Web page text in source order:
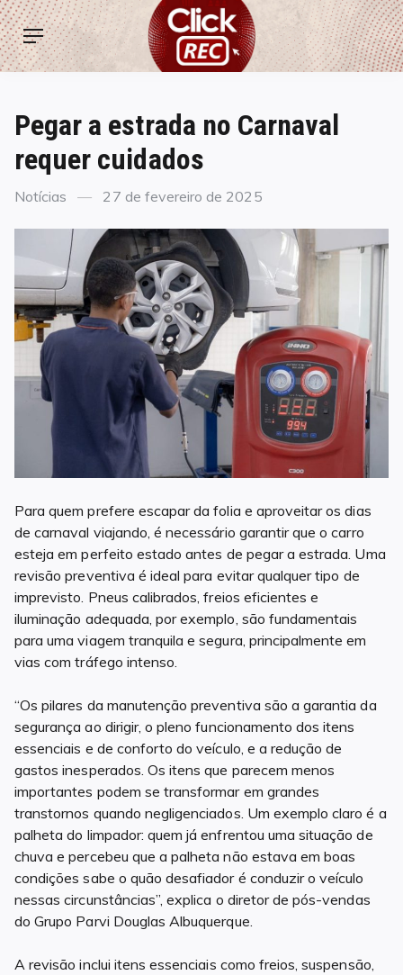
Skip
to
content
ClickREC
Menu
Pegar a estrada no Carnaval
requer cuidados
Categories
Notícias
Posted
27 de fevereiro de 2025
Para quem prefere escapar da folia e aproveitar os dias
de carnaval viajando, é necessário garantir que o carro
esteja em perfeito estado antes de pegar a estrada. Uma
revisão preventiva é ideal para evitar qualquer tipo de
imprevisto. Pneus calibrados, freios eficientes e
iluminação adequada, por exemplo, são fundamentais
para uma viagem tranquila e segura, principalmente em
vias com tráfego intenso.
“Os pilares da manutenção preventiva são a garantia da
segurança ao dirigir, o pleno funcionamento dos itens
essenciais e de conforto do veículo, e a redução de
gastos inesperados. Os itens que parecem menos
importantes podem se transformar em grandes
transtornos quando negligenciados. Um exemplo claro é a
palheta do limpador: quem já enfrentou uma situação de
chuva e percebeu que a palheta não estava em boas
condições sabe o quão desafiador é conduzir o veículo
nessas circunstâncias”, explica o diretor de pós-vendas
do Grupo Parvi Douglas Albuquerque.
A revisão inclui itens essenciais como freios, suspensão,